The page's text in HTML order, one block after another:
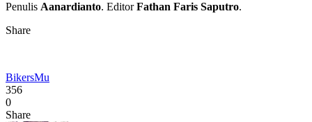
Penulis Aanardianto. EditorFathan Faris Saputro.
Share
BikersMu
356
0
Share